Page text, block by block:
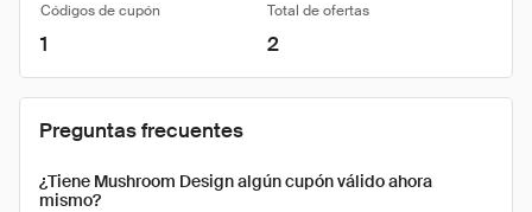
Códigos de cupón Total de ofertas
1 2
Preguntas frecuentes
¿Tiene Mushroom Design algún cupón válido ahora
mismo?